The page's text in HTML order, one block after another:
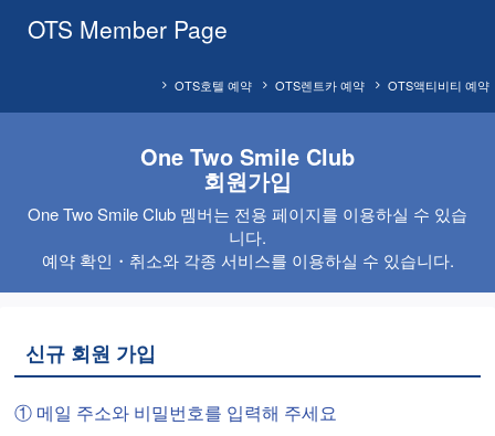
OTS Member Page
OTS액티비티 예약
OTS렌트카 예약
OTS호텔 예약
One Two Smile Club
회원가입
One Two Smile Club 멤버는 전용 페이지를 이용하실 수 있습
니다.
예약 확인・취소와 각종 서비스를 이용하실 수 있습니다.
신규 회원 가입
① 메일 주소와 비밀번호를 입력해 주세요